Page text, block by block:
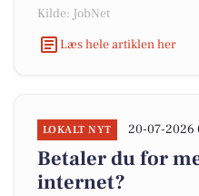
Kilde: JobNet
Læs hele artiklen her
LOKALT NYT 20-07-2026
Betaler du for
internet?